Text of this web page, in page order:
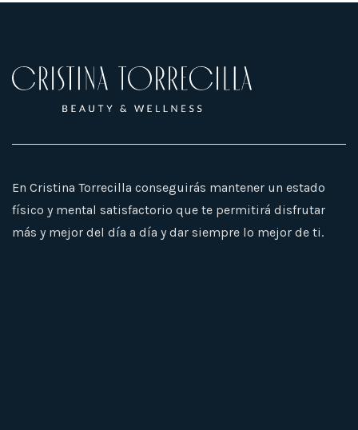
En Cristina Torrecilla conseguirás mantener un estado
físico y mental satisfactorio que te permitirá disfrutar
más y mejor del día a día y dar siempre lo mejor de ti.